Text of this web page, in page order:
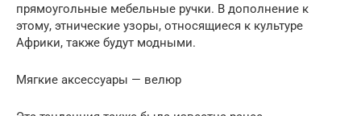
прямоугольные мебельные ручки. В дополнение к
этому, этнические узоры, относящиеся к культуре
Африки, также будут модными.
Мягкие аксессуары — велюр